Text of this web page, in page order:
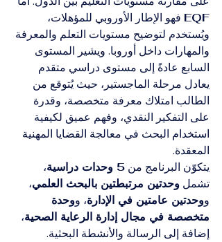
EQF فهو الإطار الأوروبي للمؤهلات،
ويُستخدم لتوضيح مستويات التعلم والمعرفة
والمهارات داخل أوروبا. ويشير المستوى
السابع عادةً إلى مستوى دراسي متقدم
يعادل مرحلة الماجستير، حيث يُتوقع من
الطالب امتلاك معرفة متخصصة، وقدرة
على التفكير النقدي، وفهم عميق لكيفية
استخدام البحث في معالجة القضايا المهنية
المعقدة.
يتكوّن البرنامج من 5 وحدات دراسية
،
تشمل وحدتين مرتبطتين بالبحث العلمي،
ووحدتين عامتين في الإدارة، ووحدة
متخصصة في مجال إدارة الرعاية الصحية،
إضافة إلى الرسالة والأنشطة البحثية.